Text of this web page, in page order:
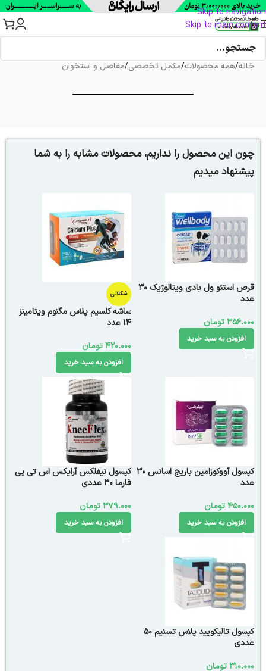
Skip to navigation
Skip to main content
خانه/همه محصولات/مکمل تخصصی/مفاصل و استخوان
چون این محصول را نداریم، محصولات مشابه را به شما
پیشنهاد میدیم
قرص استئو ول بادی ویتالوژیک 30
عدد
356.000تومان
افزودن به سبد خرید
شکلاتی
ساشه کلسیم پلاس مگنوم ویتامینز
14 عدد
420.000تومان
افزودن به سبد خرید
کپسول آووکوزامین باریج اسانس 30
عدد
450.000تومان
افزودن به سبد خرید
ك‍پسول نیفلکس آرايكس اس تی پی
فارما 30 عددی
379.000تومان
افزودن به سبد خرید
کپسول تالیکویید پلاس تسنیم 50
عددی
310.000تومان